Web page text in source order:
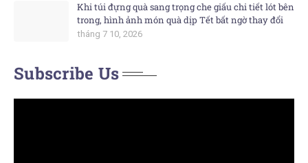
Khi túi đựng quà sang trọng che giấu chi tiết lót bên
trong, hình ảnh món quà dịp Tết bất ngờ thay đổi
tháng 7 10, 2026
Subscribe Us